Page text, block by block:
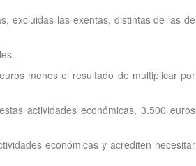
excluidas las exentas, distintas de las de
menos el resultado de multiplicar por
actividades económicas, 3.500 euros
económicas y acrediten necesitar